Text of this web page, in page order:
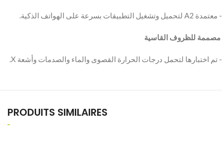
‫- معتمدة A2 لتحميل وتشغيل التطبيقات بسرعة على الهواتف الذكية.
‫ مصممة للظروف القاسية
‫- تم اختبارها لتحمل درجات الحرارة القصوى والماء والصدمات وأشعة X.
PRODUITS SIMILAIRES